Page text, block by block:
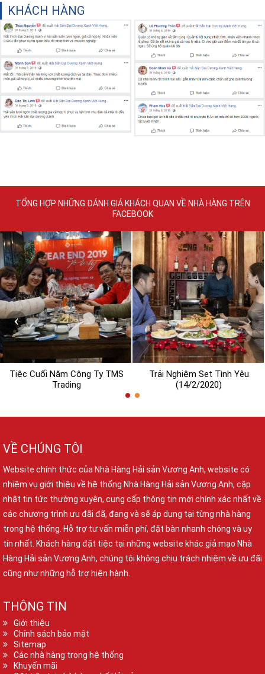
KHÁCH HÀNG
TỔNG HỢP NHỮNG ĐÁNH GIÁ KHÁCH QUAN VỀ NHÀ HÀNG TRÊN
FACEBOOK
Tiệc Cuối Năm Công Ty TMS
Trading
Trải Nghiệm Set Tình Yêu
(14/2/2020)
‹ ›
VỀ CHÚNG TÔI
Website chính thức của Nhà Hàng Hải sản Vương Anh, website có
nhiệm vụ giới thiệu về hệ thống Nhà Hàng Hải sản Vương Anh, cập
nhật tin tức thường xuyên, cung cấp thông tin mới chính xác nhất về
các chương trình ưu đãi đã, đang và sẽ áp dụng tại từng nhà hàng
trong hệ thống. Hỗ trợ tư vấn miễn phí, đặt bàn nhanh chóng và uy
tín nhất. Khách hàng đặt tiệc tại những website khác giả mạo Nhà
Hàng Hải sản Vương Anh, chúng tôi không chịu trách nhiệm về ưu đãi
cũng như những hỗ trợ hiện hành.
THÔNG TIN
Giới thiệu
Chính sách bảo mật
Sitemap
Các nhà hàng trong hệ thống
Khuyến mãi